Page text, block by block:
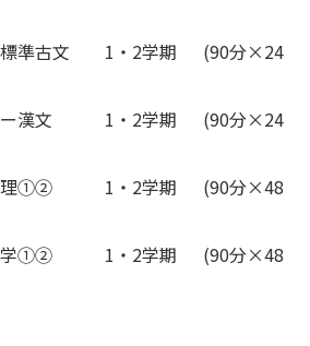
準古文 1・2学期 (90分×24
ー漢文 1・2学期 (90分×24
理①② 1・2学期 (90分×48
学①② 1・2学期 (90分×48